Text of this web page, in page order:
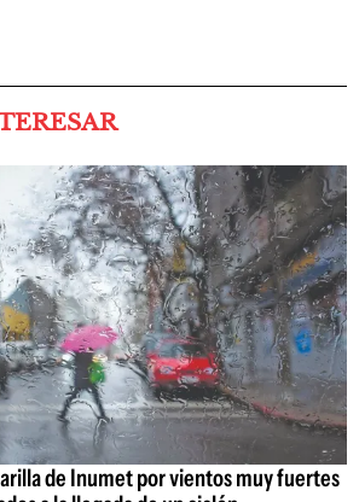
de Inumet por vientos muy fuertes